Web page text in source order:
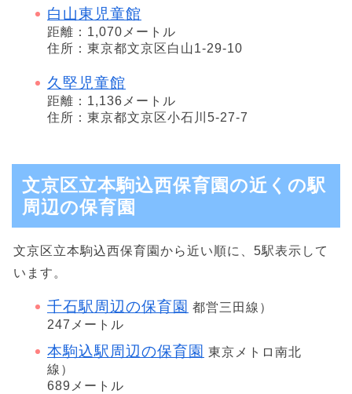
白山東児童館
距離：1,070メートル
住所：東京都文京区白山1-29-10
久堅児童館
距離：1,136メートル
住所：東京都文京区小石川5-27-7
文京区立本駒込西保育園の近くの駅
周辺の保育園
文京区立本駒込西保育園から近い順に、5駅表示して
います。
千石駅周辺の保育園 都営三田線）
247メートル
本駒込駅周辺の保育園 東京メトロ南北
線）
689メートル